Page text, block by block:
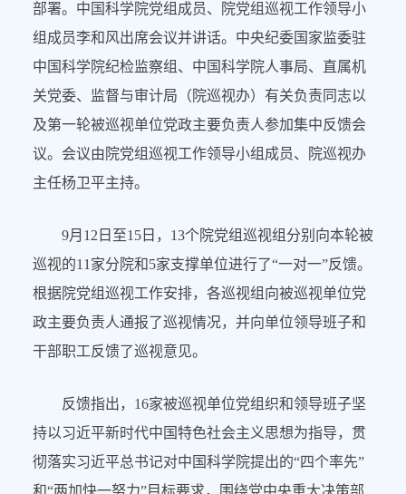
部署。中国科学院党组成员、院党组巡视工作领导小
组成员李和风出席会议并讲话。中央纪委国家监委驻
中国科学院纪检监察组、中国科学院人事局、直属机
关党委、监督与审计局（院巡视办）有关负责同志以
及第一轮被巡视单位党政主要负责人参加集中反馈会
议。会议由院党组巡视工作领导小组成员、院巡视办
主任杨卫平主持。
9月12日至15日，13个院党组巡视组分别向本轮被
巡视的11家分院和5家支撑单位进行了“一对一”反馈。
根据院党组巡视工作安排，各巡视组向被巡视单位党
政主要负责人通报了巡视情况，并向单位领导班子和
干部职工反馈了巡视意见。
反馈指出，16家被巡视单位党组织和领导班子坚
持以习近平新时代中国特色社会主义思想为指导，贯
彻落实习近平总书记对中国科学院提出的“四个率先”
和“两加快一努力”目标要求，围绕党中央重大决策部